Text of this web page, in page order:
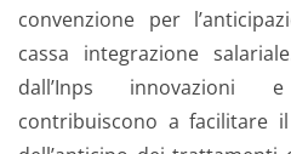
convenzione per
cassa integrazione
dall’Inps innovazioni
contribuiscono a facilitare